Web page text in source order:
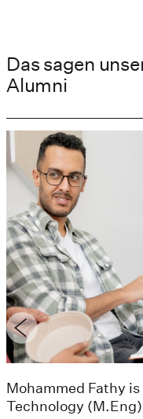
Das sagen
Alumni
Mohammed Fathy
Technology (M.Eng)